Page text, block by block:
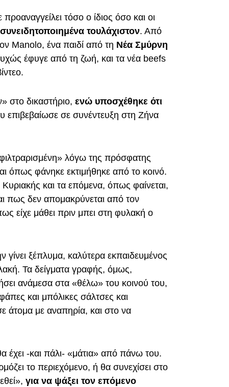
τόσο ο ίδιος όσο και οι
συνειδητοποιημένα τουλάχιστον. Από
Manolo, ένα παιδί από τη Νέα Σμύρνη
έφυγε από τη ζωή, και τα νέα beefs
στο δικαστήριο, ενώ υποσχέθηκε ότι
επιβεβαίωσε σε συνέντευξη στη Ζήνα
λόγω της πρόσφατης
όπως φάνηκε εκτιμήθηκε από το κοινό.
και τα επόμενα, όπως φαίνεται,
πως δεν απομακρύνεται από τον
είχε μάθει πριν μπει στη φυλακή ο
γίνει ξέπλυμα, καλύτερα εκπαιδευμένος
Τα δείγματα γραφής, όμως,
ανάμεσα στα «θέλω» του κοινού του,
και μπόλικες σάλτσες και
άτομα με αναπηρία, και στο να
-και πάλι- «μάτια» από πάνω του.
το περιεχόμενο, ή θα συνεχίσει στο
για να ψάξει τον επόμενο